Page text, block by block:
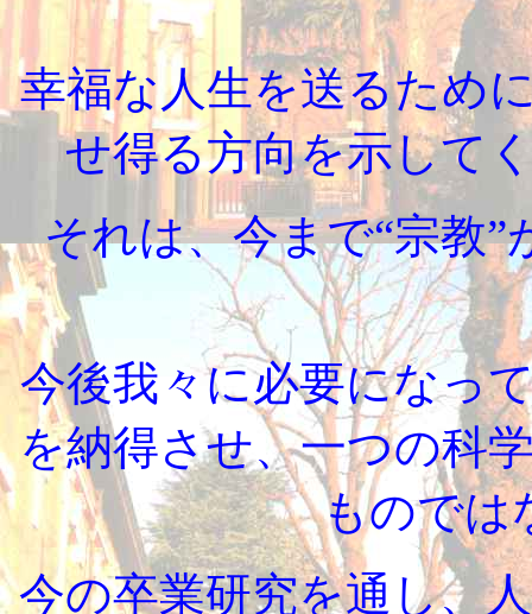
幸福な人生を送るため
せ得る方向を示して
それは、今まで“宗教
今後我々に必要になっ
を納得させ、一つの科
ものでは
今の卒業研究を通し、